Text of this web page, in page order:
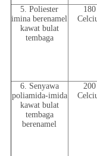
5. Poliester
imina berenamel
kawat bulat
tembaga
180
6. Senyawa
poliamida-imida
kawat bulat
tembaga
berenamel
200